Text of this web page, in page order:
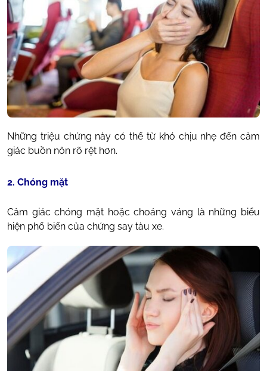
Những triệu chứng này có thể từ khó chịu nhẹ đến cảm
giác buồn nôn rõ rệt hơn.
2. Chóng mặt
Cảm giác chóng mặt hoặc choáng váng là những biểu
hiện phổ biến của chứng say tàu xe.